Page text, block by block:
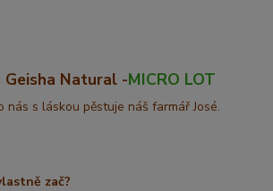
Geisha Natural -MICRO LOT
nás s láskou pěstuje náš farmář José.
zač?